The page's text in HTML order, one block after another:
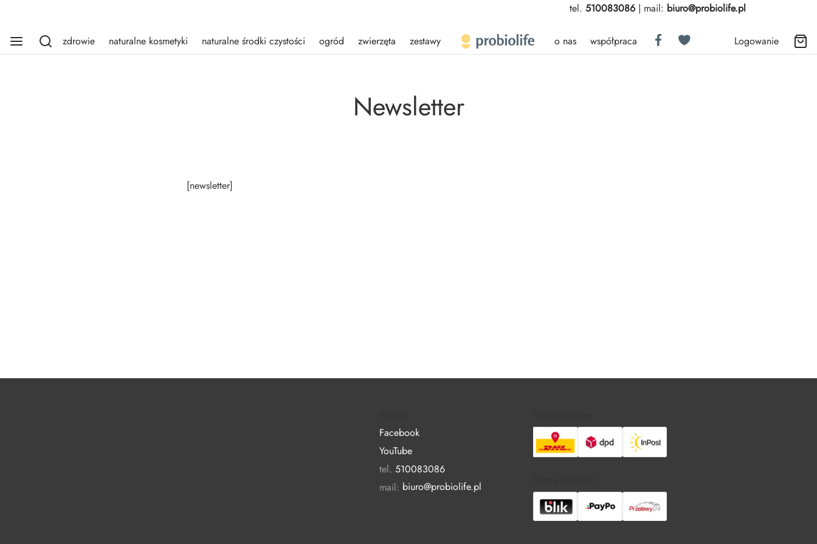
tel. 510083086 | mail: biuro@probiolife.pl
zdrowie naturalne kosmetyki naturalne środki czystości ogród zwierzęta zestawy o nas współpraca Logowanie
Newsletter
[newsletter]
Facebook
YouTube
tel. 510083086
mail: biuro@probiolife.pl